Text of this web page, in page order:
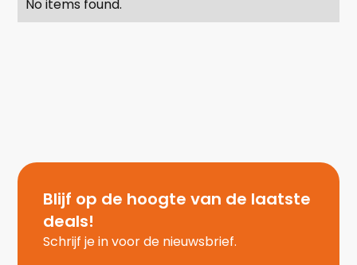
No items found.
Blijf op de hoogte van de laatste
deals!
Schrijf je in voor de nieuwsbrief.